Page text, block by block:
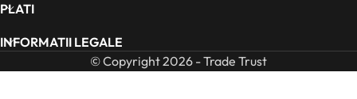
PLATI
INFORMATII LEGALE
© Copyright 2026 - Trade Trust